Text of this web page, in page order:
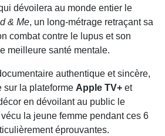
dévoilera au monde entier le
& Me, un long-métrage retraçant sa
combat contre le lupus et son
meilleure santé mentale.
authentique et sincère,
sur la plateforme Apple TV+ et
en dévoilant au public le
la jeune femme pendant ces 6
éprouvantes.